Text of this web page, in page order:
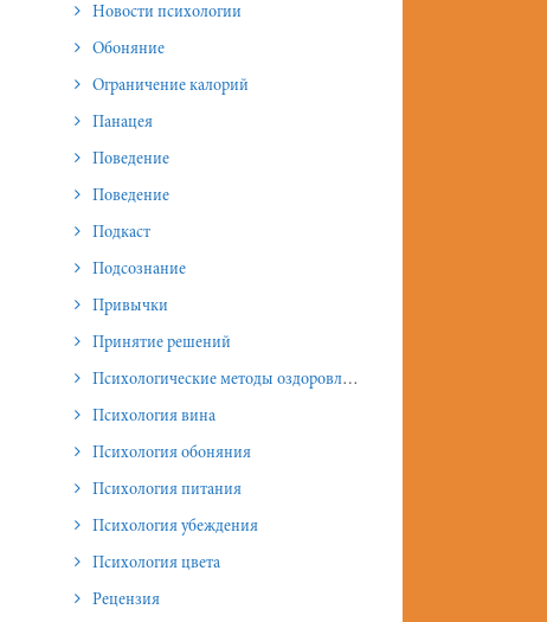
Новости психологии
Обоняние
Ограничение калорий
Панацея
Поведение
Поведение
Подкаст
Подсознание
Привычки
Принятие решений
Психологические методы оздоровления и омоложения
Психология вина
Психология обоняния
Психология питания
Психология убеждения
Психология цвета
Рецензия